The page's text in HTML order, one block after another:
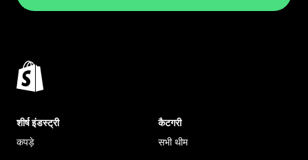
शीर्ष इंडस्ट्री
कपड़े
कैटगरी
सभी थीम